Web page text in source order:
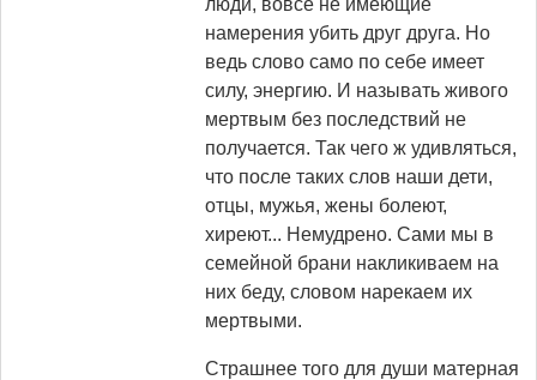
люди, вовсе не имеющие
намерения убить друг друга. Но
ведь слово само по себе имеет
силу, энергию. И называть живого
мертвым без последствий не
получается. Так чего ж удивляться,
что после таких слов наши дети,
отцы, мужья, жены болеют,
хиреют... Немудрено. Сами мы в
семейной брани накликиваем на
них беду, словом нарекаем их
мертвыми.
Страшнее того для души матерная